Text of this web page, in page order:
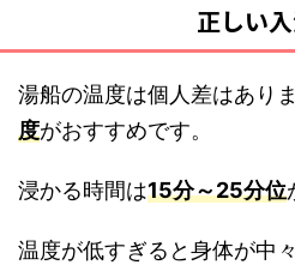
正しい
湯船の温度は個人差はありま
度がおすすめです。
浸かる時間は15分～25分位
温度が低すぎると身体が中